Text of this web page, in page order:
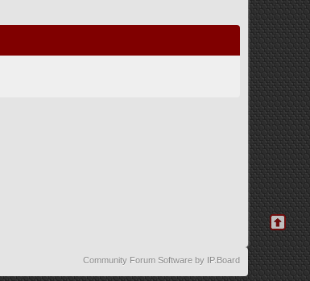
Community Forum Software by IP.Board